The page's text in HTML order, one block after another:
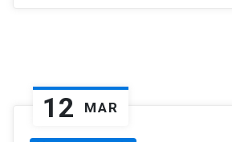
12 MAR